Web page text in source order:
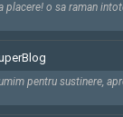
placere! o sa raman
pentru sustinere,